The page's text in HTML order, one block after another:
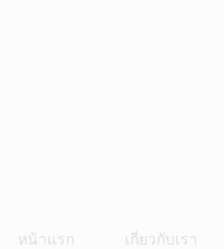
หน้าแรก เกี่ยวกับเรา